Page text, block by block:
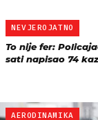
NEVJEROJATNO
To nije fer:
sati napisao 74
AERODINAMIKA